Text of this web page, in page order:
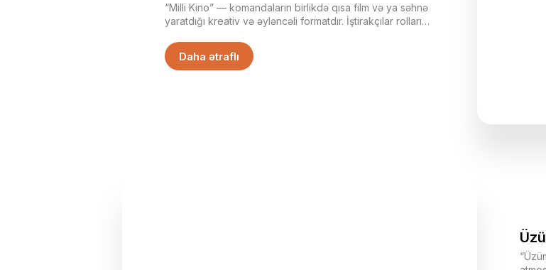
“Milli Kino” — komandaların birlikdə qısa film və ya səhnə
yaratdığı kreativ və əyləncəli formatdır. İştirakçılar rolları
ekrana gətirirlər. Bu, sadəcə çəkiliş deyil — bu, birlikdə
yaratmaq, improvizə etmək və özünü fərqli tərəfdən
Daha ətraflı